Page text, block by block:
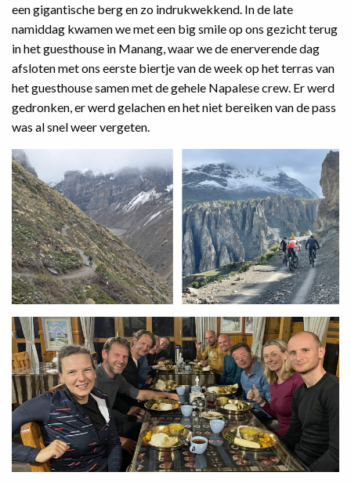
een gigantische berg en zo indrukwekkend. In de late
namiddag kwamen we met een big smile op ons gezicht terug
in het guesthouse in Manang, waar we de enerverende dag
afsloten met ons eerste biertje van de week op het terras van
het guesthouse samen met de gehele Napalese crew. Er werd
gedronken, er werd gelachen en het niet bereiken van de pass
was al snel weer vergeten.